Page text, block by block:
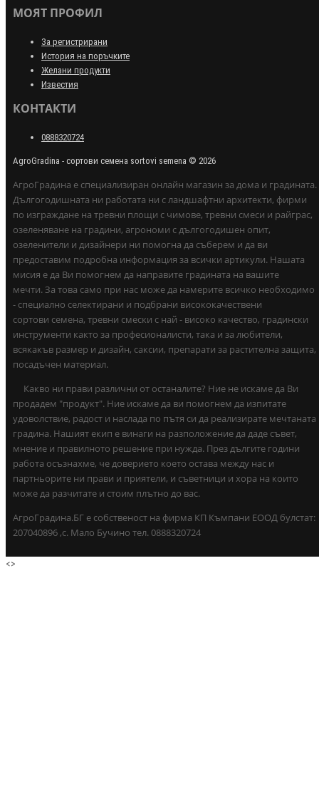
МОЯТ ПРОФИЛ
За регистрирани
История на поръчките
Желани продукти
Известия
КОНТАКТИ
0888320724
AgroGradina - сортови семена sortovi semena © 2026
АгроГрадина е специализиран онлайн магазин за дома и градината.
Дългогодишната ни работата ни с ландшафтни архитекти, фирми
по изграждане на тревни площи с чимове, тревни смеси и райграс,
озеленяване на градини, агрономи с дългогодишен опит,
озеленители и дизайнери ни помогна да съберем и да ви
предоставим подробна информация за всички артикули. Нашата
мисия е да Ви помогнем да направите градината на вашите
мечти. За това само при нас може да намерите всичко необходимо
- специално селектирани и подбрани висококачествени
сортови семена, тревни смески с най - високо качество, градински
инструменти както за професионалисти, така и за любители,
всякакъв размер и дизайн, саксии, препарати за растителна защита,
посадъчен материал.
Какво ни прави различни от останалите? Ние не искаме да Ви
продадем "продукт". Ние искаме да ви помогнем да изпитате
удоволствие, радост и наслада по пътя си да реализирате мечтаната
градина. Нашият екип е винаги на разположение да даде съвет,
мнение и правилното решение при нужда. През дългите години
работа осъзнахме, че доверието което остава между нас и
партньорите ни прави и приятели, и съветници и хора на които
може да разчитате и стоим плътно до вас.
АгроГрадина.БГ е собственост на фирма КП Къмпани ЕООД булстат:
207040896 ,с. Мало Бучино тел. 0888320724
<>